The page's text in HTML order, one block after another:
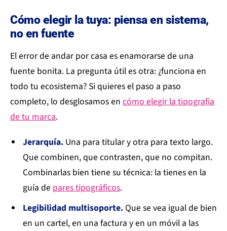
Cómo elegir la tuya: piensa en sistema,
no en fuente
El error de andar por casa es enamorarse de una
fuente bonita. La pregunta útil es otra: ¿funciona en
todo tu ecosistema? Si quieres el paso a paso
completo, lo desglosamos en cómo elegir la tipografía
de tu marca.
Jerarquía.Una para titular y otra para texto largo.
Que combinen, que contrasten, que no compitan.
Combinarlas bien tiene su técnica: la tienes en la
guía de pares tipográficos.
Legibilidad multisoporte.Que se vea igual de bien
en un cartel, en una factura y en un móvil a las